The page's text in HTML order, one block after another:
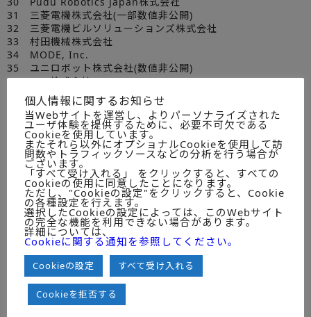
31 三菱電機株式会社(一部数値非公開)
32 三菱電機ビルソリューションズ株式会社
33 村田機械株式会社
34 MODE, Inc.
35 ユニロボット株式会社(数値非公開)
36 ugo株式会社
37 ラピュタロボティクス株式会社
● 調査個票項目
■主な調査項目
1.企業概要
2.サービスロボット関連売上構成要素別事業推移[2021年度～
2023年度]
【ハードウェア、プラットフォーム、サービス】
売上】
4.制御タイプ別・運用別市場動向
【自律制御型(独立制御運用、外部システム連携運用)、遠隔
制御型】
個人情報に関するお知らせ
当Webサイトを運営し、よりパーソナライズされた
ユーザ体験を提供するために、必要不可欠である
Cookieを使用しています。
またそれら以外にオプショナルCookieを使用して訪
問数やトラフィックソースなどの分析を行う場合が
ございます。
「すべて受け入れる」 をクリックすると、すべての
Cookieの使用に同意したことになります。
ただし、"Cookieの設定"をクリックすると、Cookie
の各種設定を行えます。
選択したCookieの設定によっては、このWebサイト
の完全な機能を利用できない場合があります。
詳細については、
Cookieに関する通知を参照してください。
Cookieの設定 すべて受け入れる
Cookieを拒否する